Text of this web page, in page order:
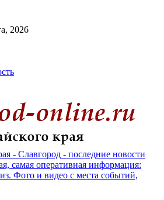
2026
- Славгород - последние новости
самая оперативная информация:
Фото и видео с места событий,